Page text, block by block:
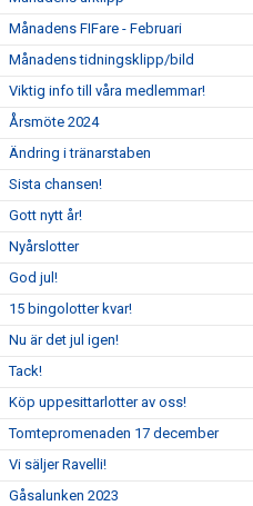
Månadens FIFare - Februari
Månadens tidningsklipp/bild
Viktig info till våra medlemmar!
Årsmöte 2024
Ändring i tränarstaben
Sista chansen!
Gott nytt år!
Nyårslotter
God jul!
15 bingolotter kvar!
Nu är det jul igen!
Tack!
Köp uppesittarlotter av oss!
Tomtepromenaden 17 december
Vi säljer Ravelli!
Gåsalunken 2023